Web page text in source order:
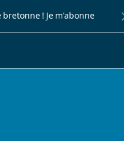
bretonne ! Je m'abonne